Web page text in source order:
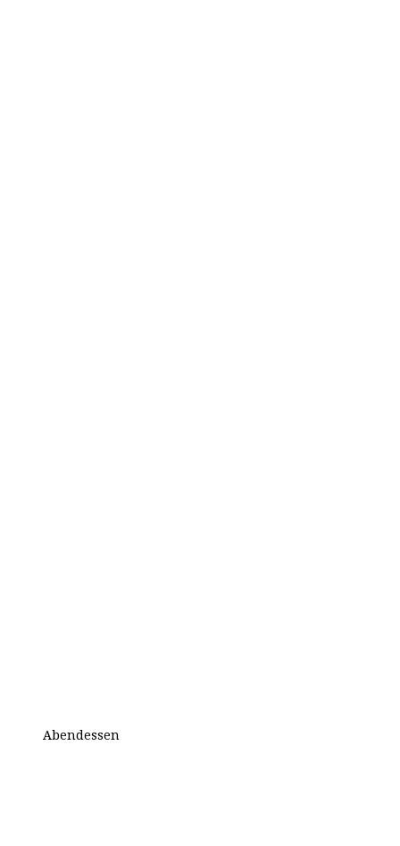
Abendessen